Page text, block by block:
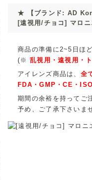
★
【ブランド: AD
[遠視用/チョコ] マロ
商品の準備に2~5日ほ
(※ 乱視用・遠視用・
アイレンズ商品は、 全
FDA・GMP・CE・
期間の余裕を持ってご
予め、ご了承下さいま